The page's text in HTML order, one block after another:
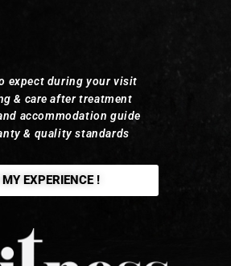
expect during your visit
& care after treatment
accommodation guide
& quality standards
EXPERIENCE !